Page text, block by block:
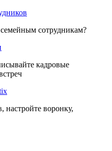
сотрудникам?
кадровые
настройте воронку,